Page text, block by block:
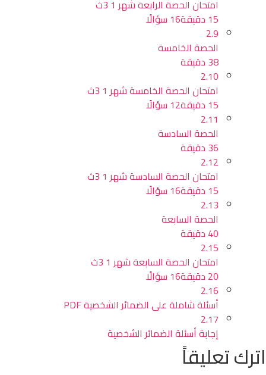
امتحان الحصة الرابعة شهر 1 3ث
15 دقيقة
16 سؤالًا
2.9
الحصة الخامسة
38 دقيقة
2.10
امتحان الحصة الخامسة شهر 1 3ث
15 دقيقة
12 سؤالًا
2.11
الحصة السادسة
36 دقيقة
2.12
امتحان الحصة السادسة شهر 1 3ث
15 دقيقة
16 سؤالًا
2.13
الحصة السابعة
40 دقيقة
2.15
امتحان الحصة السابعة شهر 1 3ث
20 دقيقة
16 سؤالًا
2.16
أسئلة شاملة على الضمائر الشخصية PDF
2.17
إجابة أسئلة الضمائر الشخصية
اترك تعليقاً